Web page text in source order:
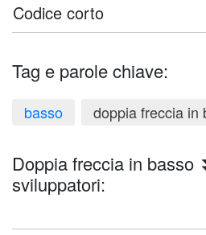
Codice corto
Tag e parole chiave:
basso doppia freccia in
Doppia freccia in basso
sviluppatori: